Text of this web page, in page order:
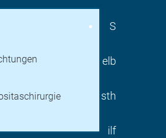
S
elb
sth
ilf